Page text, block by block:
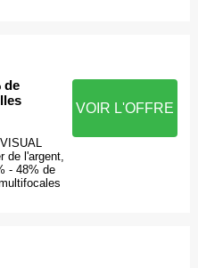
de
de l'argent,
- 48% de
VOIR L'OFFRE